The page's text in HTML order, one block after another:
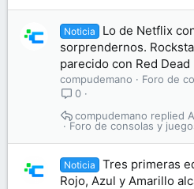
Noticia
Lo de Netflix
sorprendernos.
parecido con Red
compudemano
Foro de
0
Foro de consolas y
compudemano
Noticia
Tres primeras
Rojo, Azul y Amarillo